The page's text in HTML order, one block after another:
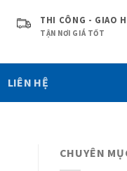
THI CÔNG - GIAO
TẬN NƠI GIÁ TỐT
LIÊN HỆ
CHUYÊN